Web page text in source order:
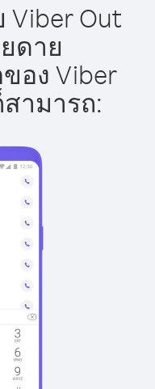
Viber Out
ดาย
อง Viber
ามารถ: